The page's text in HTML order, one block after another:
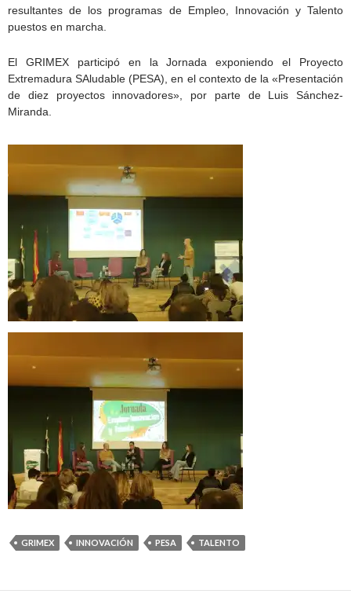
resultantes de los programas de Empleo, Innovación y Talento
puestos en marcha.
El GRIMEX participó en la Jornada exponiendo el Proyecto
Extremadura SAludable (PESA), en el contexto de la «Presentación
de diez proyectos innovadores», por parte de Luis Sánchez-
Miranda.
GRIMEX INNOVACIÓN PESA TALENTO